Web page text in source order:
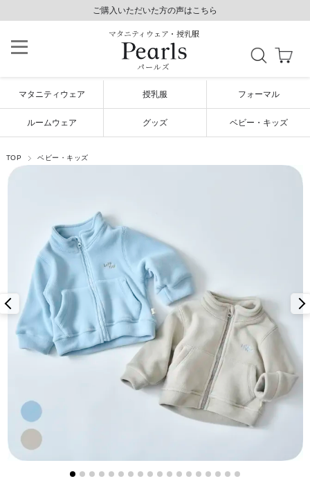
ご購入いただいた方の声はこちら
8,800円以上で送料無料/土日祝も発送（年末年始除く）
ご購入いただいた方の声はこちら
8,800円以上で送料無料/土日祝も発送（年末年始除く）
マタニティウェア・授乳服
パールズ
マタニティウェア 授乳服 フォーマル
ルームウェア グッズ ベビー・キッズ
TOP ベビー・キッズ